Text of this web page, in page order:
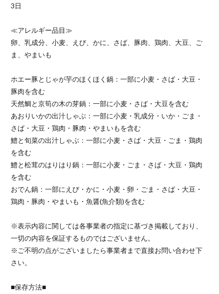
3日
≪アレルギー品目≫
卵、乳成分、小麦、えび、かに、さば、豚肉、鶏肉、大豆、ご
ま、やまいも
ホエー豚とじゃが芋のほくほく鍋：一部に小麦・さば・大豆・
豚肉を含む
天然鯛と京筍の木の芽鍋：一部に小麦・さば・大豆を含む
あおりいかの出汁しゃぶ：一部に小麦・乳成分・いか・ごま・
さば・大豆・鶏肉・豚肉・やまいもを含む
鱧と旬菜の出汁しゃぶ：一部に小麦・さば・大豆・ごま・鶏肉
を含む
鱧と松茸のはりはり鍋：一部に小麦・ごま・さば・大豆・鶏肉
を含む
おでん鍋：一部にえび・かに・小麦・卵・ごま・さば・大豆・
鶏肉・豚肉・やまいも・魚醤(魚介類)を含む
※表示内容に関しては各事業者の指定に基づき掲載しており、
一切の内容を保証するものではございません。
※ご不明の点がございましたら事業者まで直接お問い合わせ下
さい。
■保存方法■